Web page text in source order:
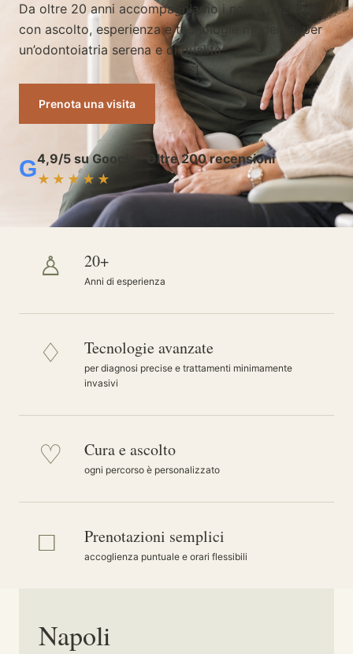
Da oltre 20 anni accompagniamo i nostri pazienti
con ascolto, esperienza e tecnologie moderne, per
un’odontoiatria serena e di qualità.
Prenota una visita
G4,9/5 su Google · Oltre 200 recensioni
★★★★★
♙ 20+
Anni di esperienza
♢ Tecnologie avanzate
per diagnosi precise e trattamenti minimamente
invasivi
♡ Cura e ascolto
ogni percorso è personalizzato
□ Prenotazioni semplici
accoglienza puntuale e orari flessibili
Napoli